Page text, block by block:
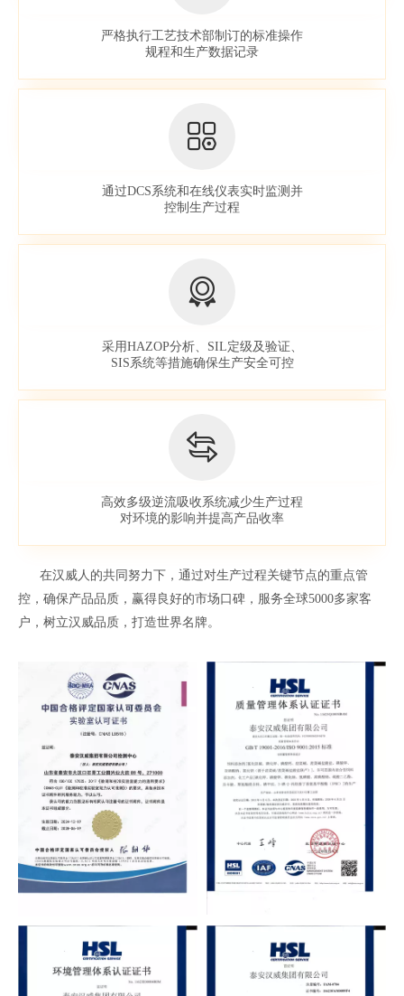
严格执行工艺技术部制订的标准操作
规程和生产数据记录
通过DCS系统和在线仪表实时监测并
控制生产过程
采用HAZOP分析、SIL定级及验证、
SIS系统等措施确保生产安全可控
高效多级逆流吸收系统减少生产过程
对环境的影响并提高产品收率
在汉威人的共同努力下，通过对生产过程关键节点的重点管
控，确保产品品质，赢得良好的市场口碑，服务全球5000多家客
户，树立汉威品质，打造世界名牌。